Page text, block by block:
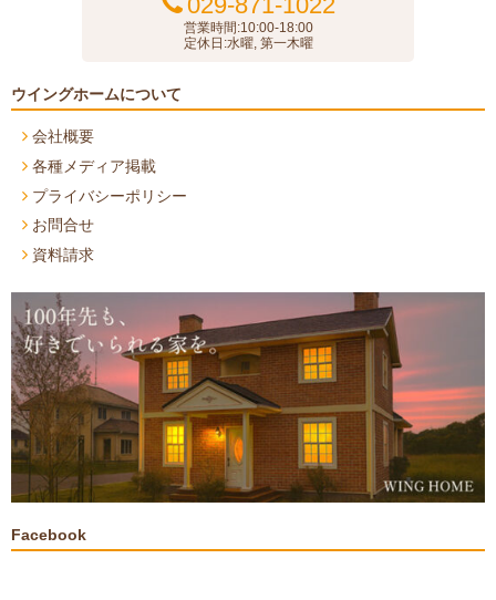
営業時間:10:00-18:00
定休日:水曜, 第一木曜
ウイングホームについて
会社概要
各種メディア掲載
プライバシーポリシー
お問合せ
資料請求
Facebook